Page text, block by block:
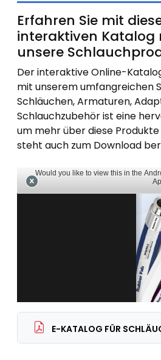
Erfahren Sie mit
interaktiven Katalog
unsere
Der interaktive Online-
mit unserem umfangreichen
Schläuchen, Armaturen,
Schlauchzubehör ist eine
um mehr über diese
steht auch zum Download
E-KATALOG FÜR